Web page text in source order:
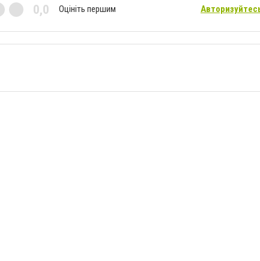
0,0 Оцініть першим